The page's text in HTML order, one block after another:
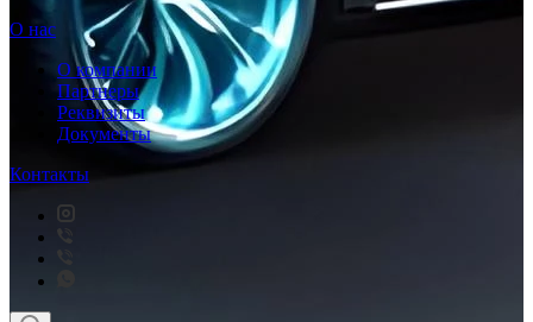
О нас
О компании
Партнеры
Реквизиты
Документы
Контакты